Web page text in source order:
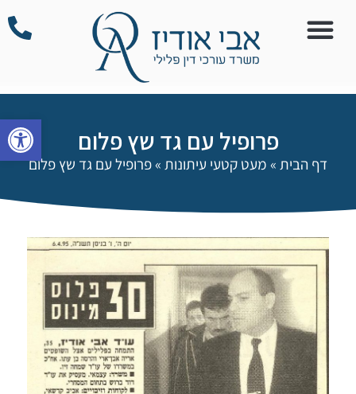
פתח פרופיל עם גד שץ פלום
דף הבית » מעט קטעי עיתונות »פרופיל עם גד שץ פלום